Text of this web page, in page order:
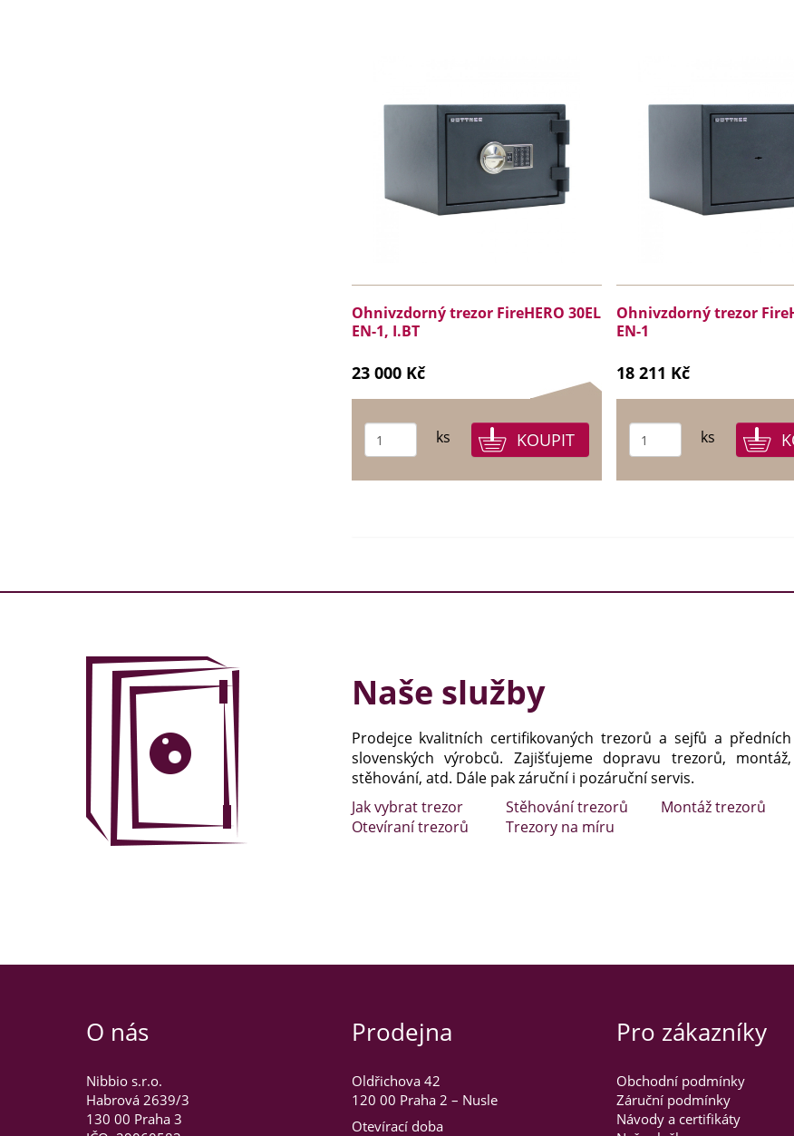
Ohnivzdorný trezor FireHERO 30EL
EN-1, I.BT
23 000 Kč
ks
Ohnivzdorný trezor
EN-1
18 211 Kč
ks
Naše služby
Prodejce kvalitních certifikovaných trezorů a sejfů a
slovenských výrobců. Zajišťujeme dopravu trezorů, montáž,
stěhování, atd. Dále pak záruční i pozáruční servis.
Jak vybrat trezor
Stěhování trezorů
Montáž trezorů
Otevíraní trezorů
Trezory na míru
O nás
Nibbio s.r.o.
Habrová 2639/3
130 00 Praha 3
Prodejna
Oldřichova 42
120 00 Praha 2 – Nusle
Otevírací doba
Pro zákazníky
Obchodní podmínky
Záruční podmínky
Návody a certifikáty